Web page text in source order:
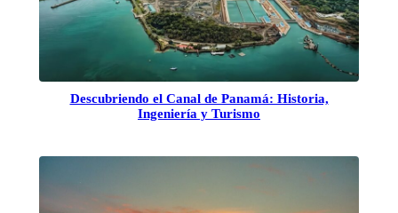
Descubriendo el Canal de Panamá: Historia,
Ingeniería y Turismo